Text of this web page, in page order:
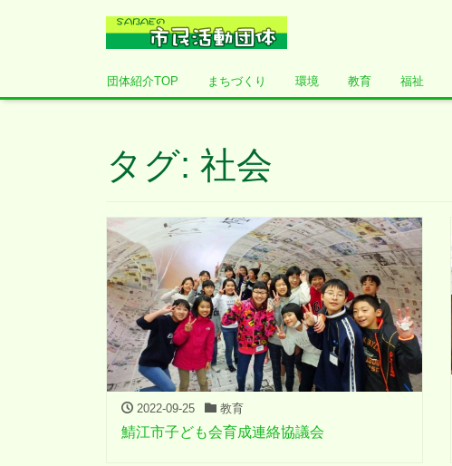
団体紹介TOP まちづくり 環境 教育 福祉
タグ: 社会
2022-09-25 教育
鯖江市子ども会育成連絡協議会